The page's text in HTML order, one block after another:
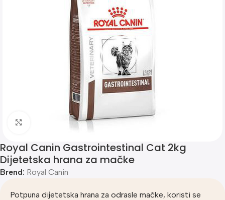
Klik za uvećanje
Royal Canin Gastrointestinal Cat 2kg
Dijetetska hrana za mačke
Brend: Royal Canin
Potpuna dijetetska hrana za odrasle mačke, koristi se